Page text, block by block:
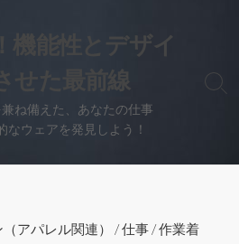
機能性とデザイ
せた最前線
ね備えた、あなたの仕事
なウェアを発見しよう！
検
アパレル関連） /仕事 /作業着